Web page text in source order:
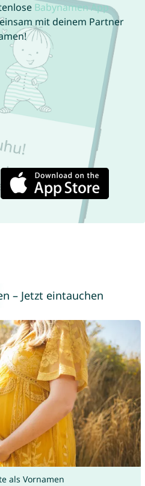
Babynamen App
mit deinem Partner
– Jetzt eintauchen
als Vornamen